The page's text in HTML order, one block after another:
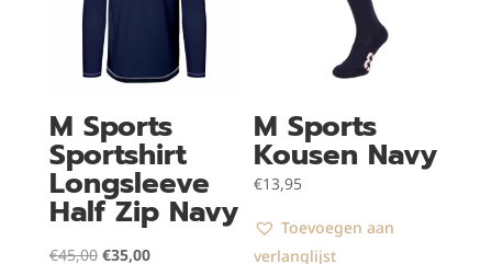
M Sports
Sportshirt
Longsleeve
Half Zip Navy
€45,00 Oorspronkelijke
€35,00Huidige
M Sports
Kousen Navy
€13,95
Toevoegen aan
verlanglijst